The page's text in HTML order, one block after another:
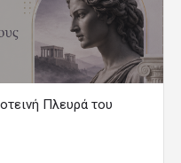
Πλευρά του